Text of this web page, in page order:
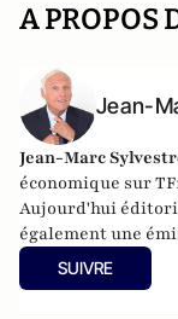
A PROPOS
Jean-
Jean-Marc
économique sur
Aujourd'hui
également une
SUIVRE